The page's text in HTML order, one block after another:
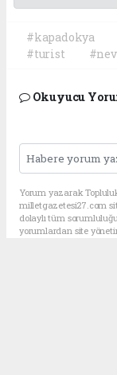
#kapadokya
#turist
Okuyucu
Yorum yazarak
milletgazetesi27.com
dolaylı tüm
yorumlardan site